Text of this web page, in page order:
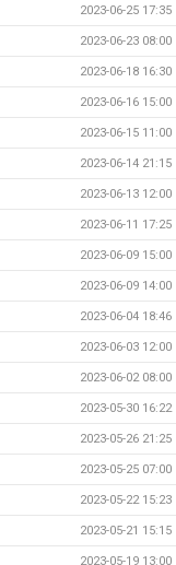
2023-06-25 17:35
2023-06-23 08:00
2023-06-18 16:30
2023-06-16 15:00
2023-06-15 11:00
2023-06-14 21:15
2023-06-13 12:00
2023-06-11 17:25
2023-06-09 15:00
2023-06-09 14:00
2023-06-04 18:46
2023-06-03 12:00
2023-06-02 08:00
2023-05-30 16:22
2023-05-26 21:25
2023-05-25 07:00
2023-05-22 15:23
2023-05-21 15:15
2023-05-19 13:00